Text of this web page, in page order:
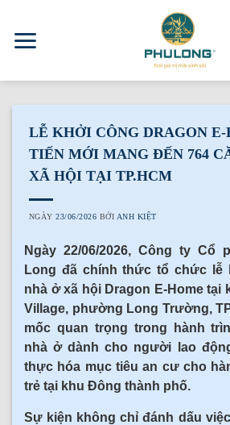
content
LỄ KHỞI CÔNG DRAGON
TIẾN MỚI MANG ĐẾN 764
XÃ HỘI TẠI TP.HCM
NGÀY23/06/2026 BỞI ANH KIỆT
Ngày 22/06/2026, Công ty Cổ
Long đã chính thức tổ chức lễ
nhà ở xã hội Dragon E-Home tại
Village, phường Long Trường,
mốc quan trọng trong hành
nhà ở dành cho người lao
thực hóa mục tiêu an cư cho
trẻ tại khu Đông thành phố.
Sự kiện không chỉ đánh dấu